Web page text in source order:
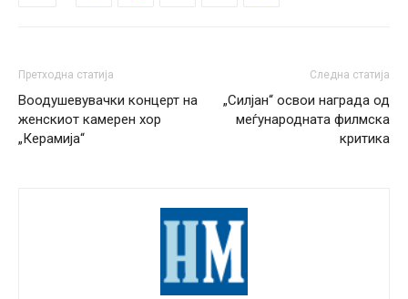
Претходна статија
Воодушевувачки концерт на
женскиот камерен хор
„Керамија“
Следна статија
„Силјан“ освои награда од
меѓународната филмска
критика